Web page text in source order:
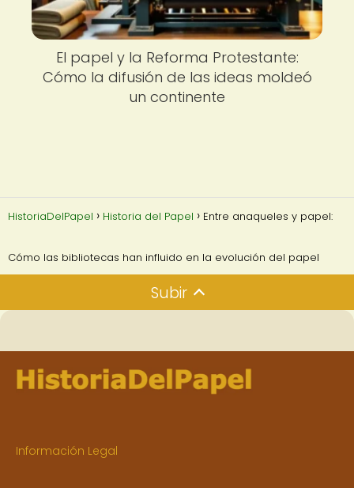
El papel y la Reforma Protestante:
Cómo la difusión de las ideas moldeó
un continente
HistoriaDelPapel Historia del Papel Entre anaqueles y papel:
Cómo las bibliotecas han influido en la evolución del papel
Subir
Información Legal